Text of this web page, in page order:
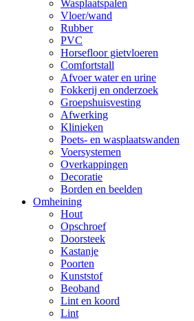
Wasplaatspalen
Vloer/wand
Rubber
PVC
Horsefloor gietvloeren
Comfortstall
Afvoer water en urine
Fokkerij en onderzoek
Groepshuisvesting
Afwerking
Klinieken
Poets- en wasplaatswanden
Voersystemen
Overkappingen
Decoratie
Borden en beelden
Omheining
Hout
Opschroef
Doorsteek
Kastanje
Poorten
Kunststof
Beoband
Lint en koord
Lint